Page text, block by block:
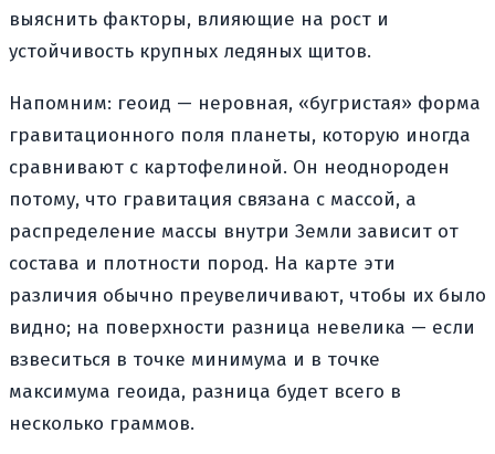
выяснить факторы, влияющие на рост и
устойчивость крупных ледяных щитов.
Напомним: геоид — неровная, «бугристая» форма
гравитационного поля планеты, которую иногда
сравнивают с картофелиной. Он неоднороден
потому, что гравитация связана с массой, а
распределение массы внутри Земли зависит от
состава и плотности пород. На карте эти
различия обычно преувеличивают, чтобы их было
видно; на поверхности разница невелика — если
взвеситься в точке минимума и в точке
максимума геоида, разница будет всего в
несколько граммов.